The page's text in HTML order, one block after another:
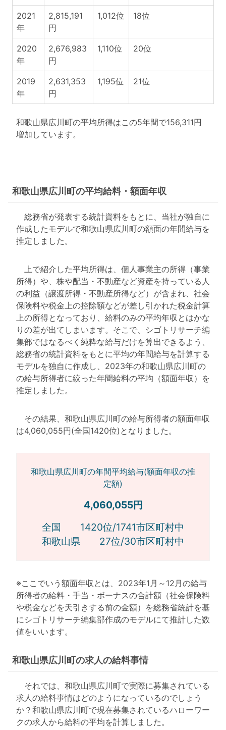
2021
年
2,815,191
円
1,012位 18位
2020
年
2,676,983
円
1,110位 20位
2019
年
2,631,353
円
1,195位 21位
和歌山県広川町の平均所得はこの5年間で156,311円
増加しています。
和歌山県広川町の平均給料・額面年収
総務省が発表する統計資料をもとに、当社が独自に
作成したモデルで和歌山県広川町の額面の年間給与を
推定しました。
上で紹介した平均所得は、個人事業主の所得（事業
所得）や、株や配当・不動産など資産を持っている人
の利益（譲渡所得・不動産所得など）が含まれ、社会
保険料や税金上の控除額などが差し引かれた税金計算
上の所得となっており、給料のみの平均年収とはかな
りの差が出てしまいます。そこで、シゴトリサーチ編
集部ではなるべく純粋な給与だけを算出できるよう、
総務省の統計資料をもとに平均の年間給与を計算する
モデルを独自に作成し、2023年の和歌山県広川町の
の給与所得者に絞った年間給料の平均（額面年収）を
推定しました。
その結果、和歌山県広川町の給与所得者の額面年収
は4,060,055円(全国1420位)となりました。
和歌山県広川町の年間平均給与(額面年収の推
定額)
4,060,055円
全国 1420位/1741市区町村中
和歌山県 27位/30市区町村中
※ここでいう額面年収とは、2023年1月～12月の給与
所得者の給料・手当・ボーナスの合計額（社会保険料
や税金などを天引きする前の金額）を総務省統計を基
にシゴトリサーチ編集部作成のモデルにて推計した数
値をいいます。
和歌山県広川町の求人の給料事情
それでは、和歌山県広川町で実際に募集されている
求人の給料事情はどのようになっているのでしょう
か？和歌山県広川町で現在募集されているハローワー
クの求人から給料の平均を計算しました。